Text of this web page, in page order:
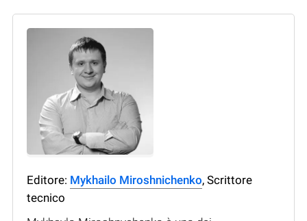
Editore: Mykhailo Miroshnichenko, Scrittore
tecnico